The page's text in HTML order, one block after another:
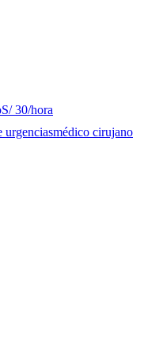
S/ 30/hora
urgenciasmédico cirujano